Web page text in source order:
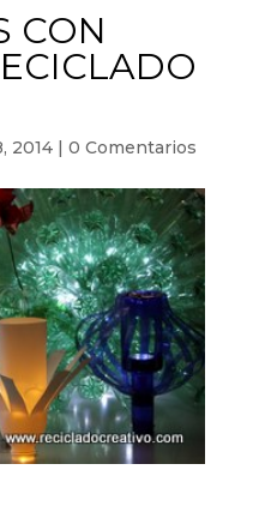
CON
2014| 0 Comentarios